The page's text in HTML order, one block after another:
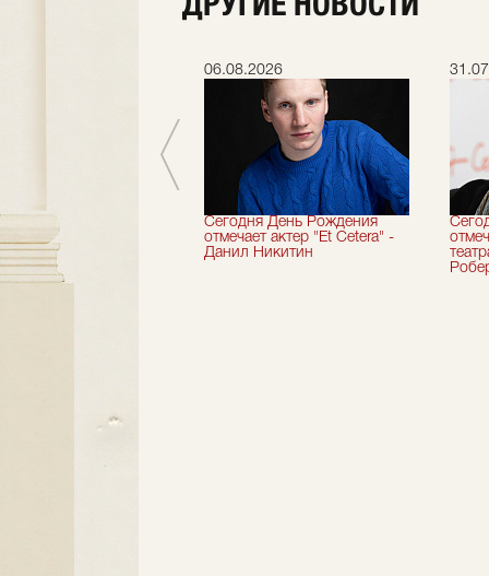
сезон!
06.08.2026
Сегодня День Рождения
отмечает актер "Et Cetera" -
Данил Никитин